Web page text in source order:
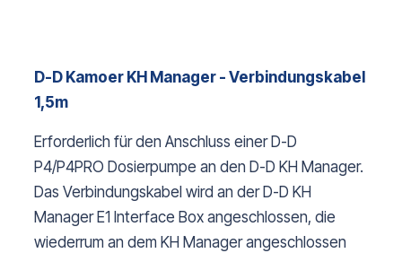
D-D Kamoer KH Manager - Verbindungskabel
1,5m
Erforderlich für den Anschluss einer D-D
P4/P4PRO Dosierpumpe an den D-D KH Manager.
Das Verbindungskabel wird an der D-D KH
Manager E1 Interface Box angeschlossen, die
wiederrum an dem KH Manager angeschlossen